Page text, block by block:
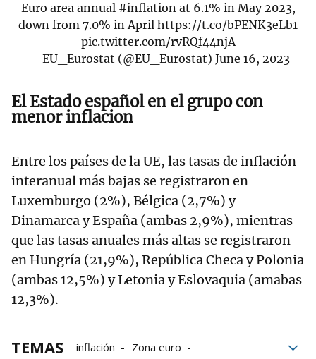
Euro area annual #inflationat 6.1% in May 2023,
down from 7.0% in April https://t.co/bPENK3eLb1
pic.twitter.com/rvRQf44njA
— EU_Eurostat (@EU_Eurostat) June 16, 2023
El Estado español en el grupo con
menor inflacion
Entre los países de la UE, las tasas de inflación
interanual más bajas se registraron en
Luxemburgo (2%), Bélgica (2,7%) y
Dinamarca y España (ambas 2,9%), mientras
que las tasas anuales más altas se registraron
en Hungría (21,9%), República Checa y Polonia
(ambas 12,5%) y Letonia y Eslovaquia (amabas
12,3%).
TEMAS inflación
Zona euro